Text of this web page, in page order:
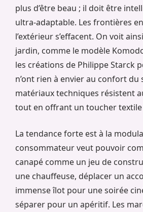
plus d’être beau ; il doit être
ultra-adaptable. Les frontières
l’extérieur s’effacent. On voit
jardin, comme le modèle
les créations de Philippe Starck
n’ont rien à envier au confort du
matériaux techniques résistent
tout en offrant un toucher
La tendance forte est à la
consommateur veut pouvoir
canapé comme un jeu de
une chauffeuse, déplacer un
immense îlot pour une soirée
séparer pour un apéritif. Les